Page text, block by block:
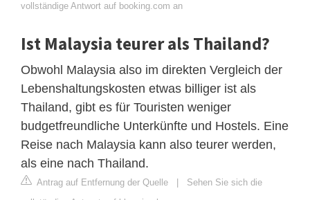
vollständige Antwort auf booking.com an
Ist Malaysia teurer als Thailand?
Obwohl Malaysia also im direkten Vergleich der
Lebenshaltungskosten etwas billiger ist als
Thailand, gibt es für Touristen weniger
budgetfreundliche Unterkünfte und Hostels. Eine
Reise nach Malaysia kann also teurer werden,
als eine nach Thailand.
Antrag auf Entfernung der Quelle | Sehen Sie sich die